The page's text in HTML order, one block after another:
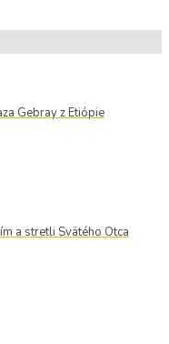
Gebray z Etiópie
a stretli Svätého Otca